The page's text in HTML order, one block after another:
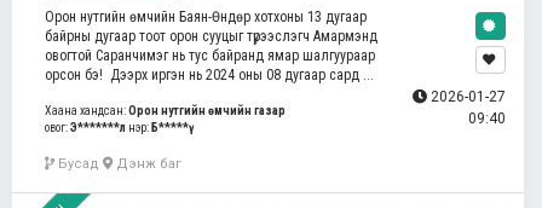
Орон нутгийн өмчийн Баян-Өндөр хотхоны 13 дугаар
байрны дугаар тоот орон сууцыг түрээслэгч Амармэнд
овогтой Саранчимэг нь тус байранд ямар шалгуураар
орсон бэ! Дээрх иргэн нь 2024 оны 08 дугаар сард ...
Хаана хандсан:Орон нутгийн өмчийн газар
овог:Э*******л нэр: Б*****ү
Бусад Дэнж баг
2026-01-27
09:40